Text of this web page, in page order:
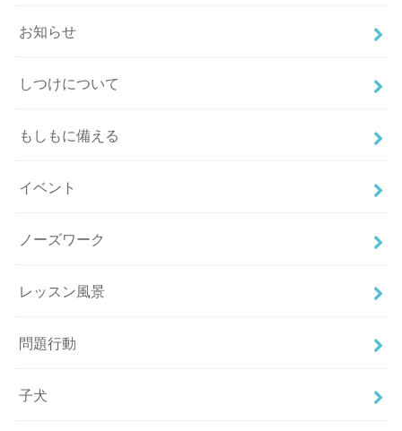
お知らせ
しつけについて
もしもに備える
イベント
ノーズワーク
レッスン風景
問題行動
子犬